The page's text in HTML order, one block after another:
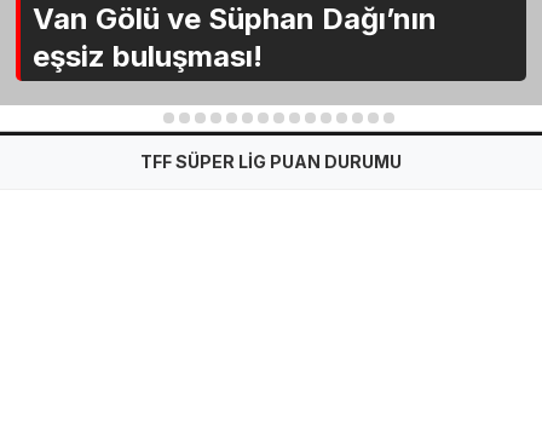
Van Gölü ve Süphan Dağı’nın
eşsiz buluşması!
2 3 4 5 6 7 8 9 10 11 12 13 14 15
TFF SÜPER LİG PUAN DURUMU